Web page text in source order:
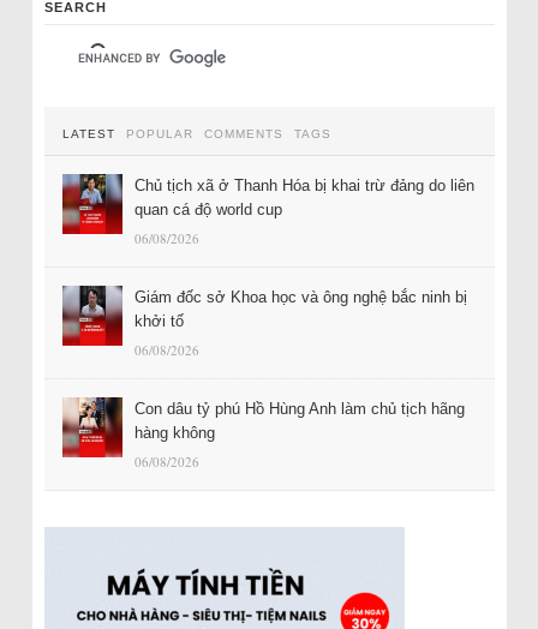
SEARCH
LATEST POPULAR COMMENTS TAGS
Chủ tịch xã ở Thanh Hóa bị khai trừ đảng do liên
quan cá độ world cup
06/08/2026
Giám đốc sở Khoa học và ông nghệ bắc ninh bị
khởi tố
06/08/2026
Con dâu tỷ phú Hồ Hùng Anh làm chủ tịch hãng
hàng không
06/08/2026